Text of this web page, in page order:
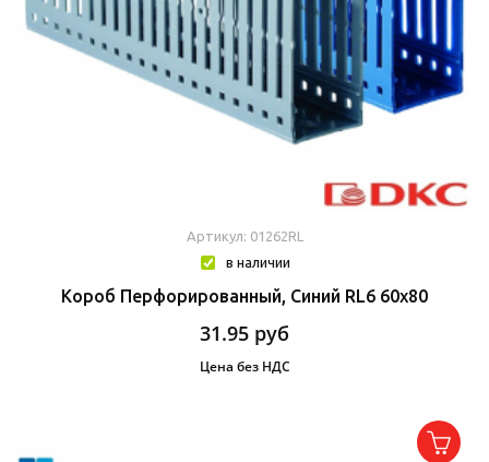
Артикул: 01262RL
в наличии
Короб Перфорированный, Синий RL6 60x80
31.95 руб
Цена без НДС